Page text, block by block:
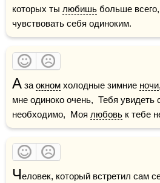
которых ты любишь больше
чувствовать себя одиноким.
А за окном холодные зимние ночи
мне одиноко очень,  Тебя увидеть
необходимо,  Моя любовь к тебе
Человек, который встретил сам